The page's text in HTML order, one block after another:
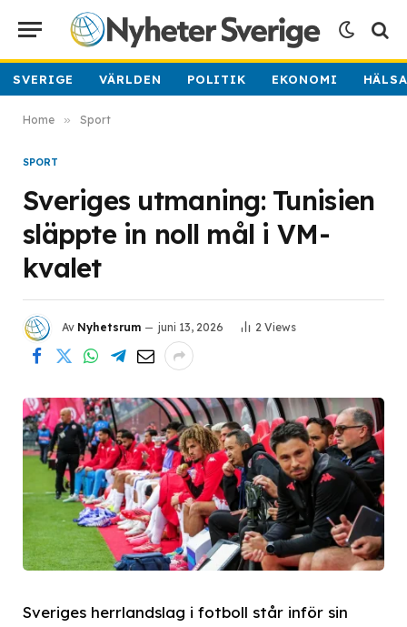
SVERIGE VÄRLDEN POLITIK EKONOMI
Home » Sport
SPORT
Sveriges utmaning: Tunisien
släppte in noll mål i VM-
kvalet
Av Nyhetsrum juni 13, 2026 2 Views
Sveriges herrlandslag i fotboll står inför sin